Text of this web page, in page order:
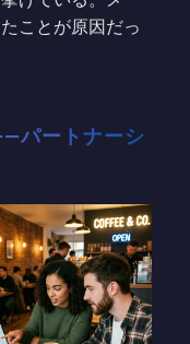
ことが原因だっ
パートナーシ